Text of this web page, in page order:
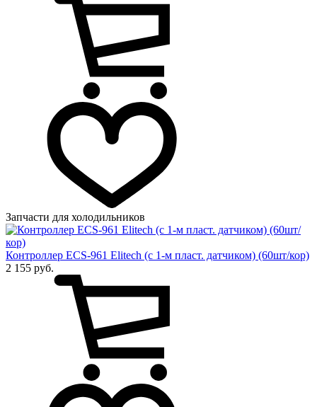
Запчасти для холодильников
Контроллер ECS-961 Elitech (с 1-м пласт. датчиком) (60шт/кор)
2 155 руб.